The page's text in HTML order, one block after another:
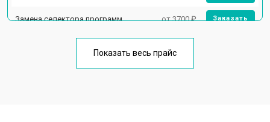
Замена селектора программ от 3700 ₽ Заказать
Замена опоры бака от 2800 ₽
Показать весь прайс